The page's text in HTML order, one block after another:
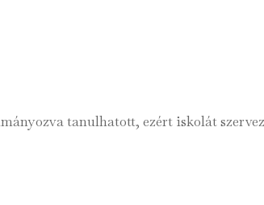
tanulhatott, ezért iskolát